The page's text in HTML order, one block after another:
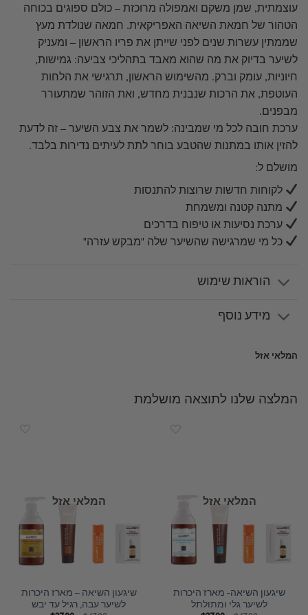
עוצמתית, שמן משקם ואמפולה מרוכזת – כולם ספוגים בכוחה
הטהור של חמאת השיאה האפריקאית. חמאה שנולדת מעץ
שממתין עשרות שנים לפני שייתן את פריו הראשון – ומעניק
לשיער בדיוק את מה שהוא מאבד בתהליכי צביעה: גמישות,
חיוניות, עומק וברק. מהשימוש הראשון, תרגישי את הלחות
העוטפת, את הרכות שנבנית מחדש, ואת הזוהר שמתעורר
מבפנים.
ערכת חובה לכל מי שמבינה: לשמר את צבע השיער – זה לדעת
להזין אותו במתנות שהטבע בוחר לתת לעיתים נדירות בלבד.
מושלם ל:
לקוחות חדשות שרוצות להתנסות
מתנה קטנה ומשמחת
ערכת נסיעות או טיפוח בדרכים
כל מי שמרגישה שהשיער שלה "מבקש עזרה"
הוראות שימוש
מידע נוסף
המלאי אזל
המלצה שלנו לתוצאה מושלמת
המלאי אזל
שיגעון השיאה- מארז היכרות
לשיער גלי ומתולתל
המלאי אזל
שיגעון השיאה – מארז היכרות
לשיער עבה, רגיל עד יבש